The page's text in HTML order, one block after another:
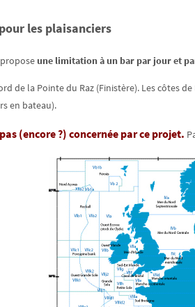
les plaisanciers
une limitation à un bar par jour et
de la Pointe du Raz (Finistère). Les côtes
en bateau).
(encore ?) concernée par ce projet.